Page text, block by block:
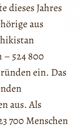
dieses Jahres
aus
524 800
ein. Das
aus. Als
700 Menschen